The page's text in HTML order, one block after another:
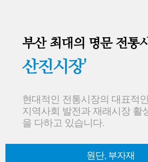
부산 최대의 명문 전통
산진시장'
현대적인 전통시장의 대표적
지역사회 발전과 재래시장 활
을 다하고 있습니다.
원단, 부자재